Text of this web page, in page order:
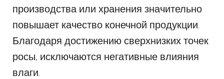
производства или хранения значительно
повышает качество конечной продукции.
Благодаря достижению сверхнизких точек
росы, исключаются негативные влияния
влаги.